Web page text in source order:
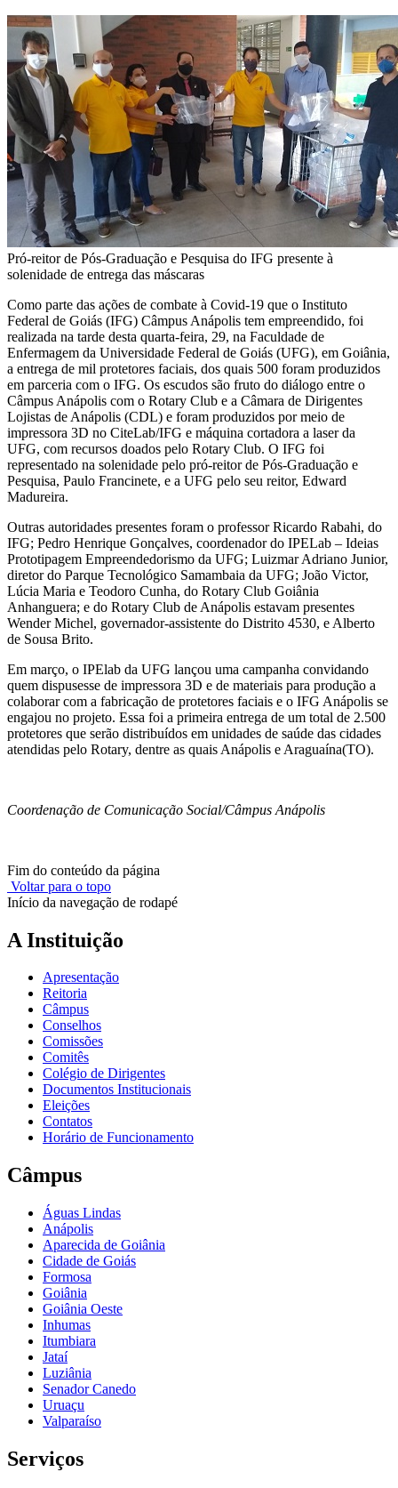
Pró-reitor de Pós-Graduação e Pesquisa do IFG presente à
solenidade de entrega das máscaras
Como parte das ações de combate à Covid-19 que o Instituto
Federal de Goiás (IFG) Câmpus Anápolis tem empreendido, foi
realizada na tarde desta quarta-feira, 29, na Faculdade de
Enfermagem da Universidade Federal de Goiás (UFG), em Goiânia,
a entrega de mil protetores faciais, dos quais 500 foram produzidos
em parceria com o IFG. Os escudos são fruto do diálogo entre o
Câmpus Anápolis com o Rotary Club e a Câmara de Dirigentes
Lojistas de Anápolis (CDL) e foram produzidos por meio de
impressora 3D no CiteLab/IFG e máquina cortadora a laser da
UFG, com recursos doados pelo Rotary Club. O IFG foi
representado na solenidade pelo pró-reitor de Pós-Graduação e
Pesquisa, Paulo Francinete, e a UFG pelo seu reitor, Edward
Madureira.
Outras autoridades presentes foram o professor Ricardo Rabahi, do
IFG; Pedro Henrique Gonçalves, coordenador do IPELab – Ideias
Prototipagem Empreendedorismo da UFG; Luizmar Adriano Junior,
diretor do Parque Tecnológico Samambaia da UFG; João Victor,
Lúcia Maria e Teodoro Cunha, do Rotary Club Goiânia
Anhanguera; e do Rotary Club de Anápolis estavam presentes
Wender Michel, governador-assistente do Distrito 4530, e Alberto
de Sousa Brito.
Em março, o IPElab da UFG lançou uma campanha convidando
quem dispusesse de impressora 3D e de materiais para produção a
colaborar com a fabricação de protetores faciais e o IFG Anápolis se
engajou no projeto. Essa foi a primeira entrega de um total de 2.500
protetores que serão distribuídos em unidades de saúde das cidades
atendidas pelo Rotary, dentre as quais Anápolis e Araguaína(TO).
Coordenação de Comunicação Social/Câmpus Anápolis
Fim do conteúdo da página
Voltar para o topo
Início da navegação de rodapé
A Instituição
Apresentação
Reitoria
Câmpus
Conselhos
Comissões
Comitês
Colégio de Dirigentes
Documentos Institucionais
Eleições
Contatos
Horário de Funcionamento
Câmpus
Águas Lindas
Anápolis
Aparecida de Goiânia
Cidade de Goiás
Formosa
Goiânia
Goiânia Oeste
Inhumas
Itumbiara
Jataí
Luziânia
Senador Canedo
Uruaçu
Valparaíso
Serviços